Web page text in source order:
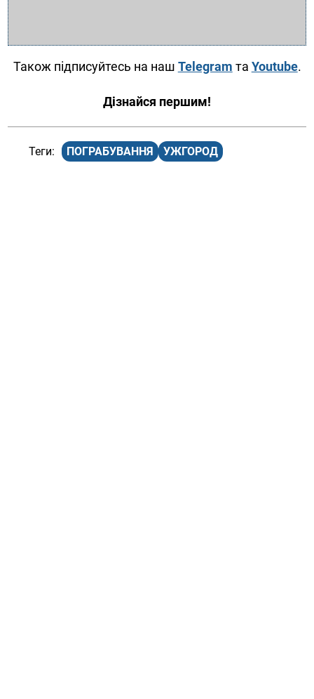
Також підписуйтесь на наш Telegram та Youtube.
Дізнайся першим!
ПОГРАБУВАННЯ УЖГОРОД